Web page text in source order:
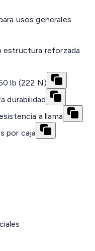
usos generales
estructura reforzada
lb (222 N)
durabilidad
a llama
por caja